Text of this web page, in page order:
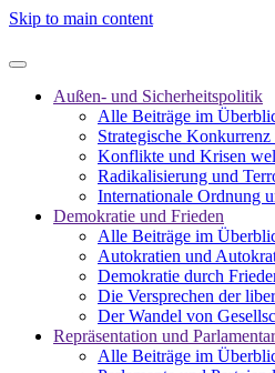
Skip to main content
Außen- und Sicherheitspolitik
Alle Beiträge im
Strategische
Konflikte und Krisen
Radikalisierung und
Internationale Ordnung
Demokratie und Frieden
Alle Beiträge im
Autokratien und
Demokratie durch
Die Versprechen der
Der Wandel von
Repräsentation und
Alle Beiträge im